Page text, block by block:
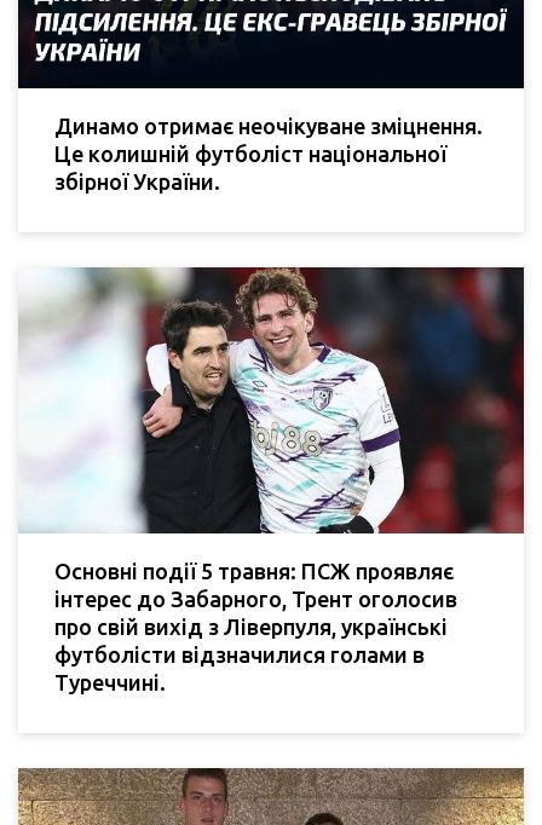
Динамо отримає неочікуване зміцнення.
Це колишній футболіст національної
збірної України.
Основні події 5 травня: ПСЖ проявляє
інтерес до Забарного, Трент оголосив
про свій вихід з Ліверпуля, українські
футболісти відзначилися голами в
Туреччині.